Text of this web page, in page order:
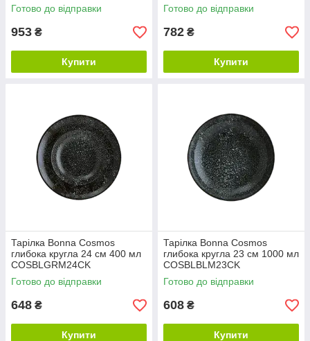
Готово до відправки
953 ₴
Купити
Готово до відправки
782 ₴
Купити
Тарілка Bonna Cosmos
глибока кругла 24 см 400 мл
COSBLGRM24CK
Готово до відправки
648 ₴
Купити
Тарілка Bonna Cosmos
глибока кругла 23 см 1000 мл
COSBLBLM23CK
Готово до відправки
608 ₴
Купити